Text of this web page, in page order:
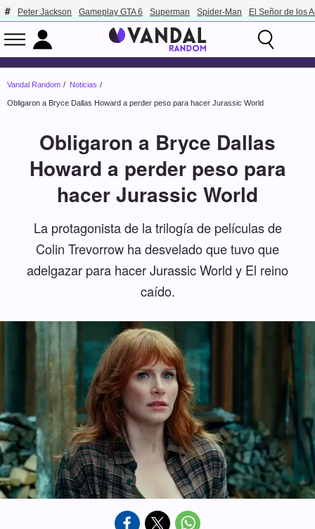
Peter Jackson Gameplay GTA 6 Superman Spider-Man El Señor de los
Vandal Random Noticias
Obligaron a Bryce Dallas Howard a perder peso para hacer Jurassic World
Obligaron a Bryce Dallas
Howard a perder peso para
hacer Jurassic World
La protagonista de la trilogía de películas de
Colin Trevorrow ha desvelado que tuvo que
adelgazar para hacer Jurassic World y El reino
caído.